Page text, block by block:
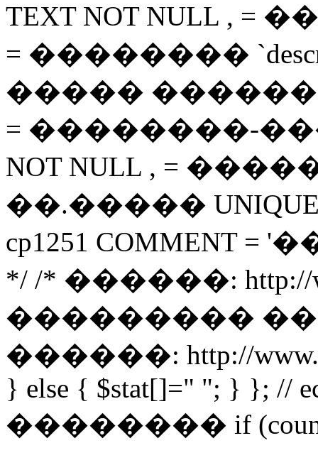
TEXT NOT NULL , =
= ��������
����� ��������
= ��������-
NOT NULL , = �����
��.����� UNIQUE (
cp1251
*/ /* ������: http://
���������
������: http://
} else { $stat[]=" "; } }; //
�������� if